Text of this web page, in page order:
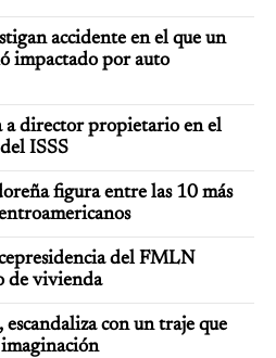
accidente en el que un
impactado por auto
a director propietario en el
ISSS
figura entre las 10 más
del FMLN
de vivienda
escandaliza con un traje que